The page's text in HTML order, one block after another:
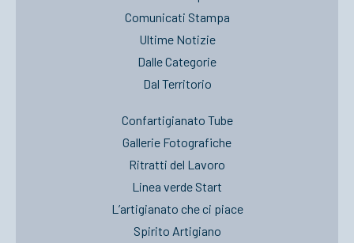
Comunicati Stampa
Ultime Notizie
Dalle Categorie
Dal Territorio
Confartigianato Tube
Gallerie Fotografiche
Ritratti del Lavoro
Linea verde Start
L’artigianato che ci piace
Spirito Artigiano